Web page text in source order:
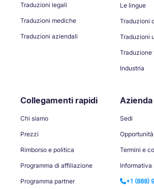
Traduzioni legali
Traduzioni mediche
Traduzioni aziendali
Le lingue
Traduzioni
Traduzioni
Traduzione
Industria
Collegamenti rapidi
Chi siamo
Prezzi
Rimborso e politica
Programma di affiliazione
Programma partner
Azienda
Sedi
Termini e
Informativa
+1 (888)